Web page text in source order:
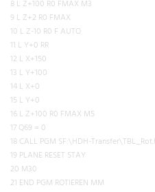
8 L Z+100 R0 FMAX M3
9 L Z+2 R0 FMAX
10 L Z-10 R0 F AUTO
11 L Y+0 RR
12 L X+150
13 L Y+100
14 L X+0
15 L Y+0
16 L Z+100 R0 FMAX M5
17 Q69 = 0
18 CALL PGM SF:\HDH-
19 PLANE RESET STAY
20 M30
21 END PGM ROTIEREN MM